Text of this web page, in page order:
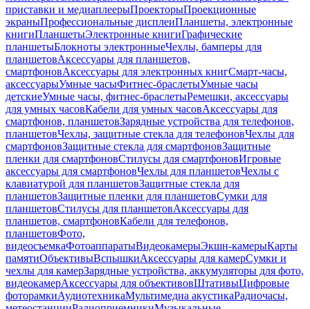
приставки и медиаплеерыПроекторыПроекционные
экраныПрофессиональные дисплеиПланшеты, электронные
книгиПланшетыЭлектронные книгиГрафические
планшетыБлокноты электронныеЧехлы, бамперы для
планшетовАксессуары для планшетов,
смартфоновАксессуары для электронных книгСмарт-часы,
аксессуарыУмные часыФитнес-браслетыУмные часы
детскиеУмные часы, фитнес-браслетыРемешки, аксессуары
для умных часовКабели для умных часовАксессуары для
смартфонов, планшетовЗарядные устройства для телефонов,
планшетовЧехлы, защитные стекла для телефоновЧехлы для
смартфоновЗащитные стекла для смартфоновЗащитные
пленки для смартфоновСтилусы для смартфоновИгровые
аксессуары для смартфоновЧехлы для планшетовЧехлы с
клавиатурой для планшетовЗащитные стекла для
планшетовЗащитные пленки для планшетовСумки для
планшетовСтилусы для планшетовАксессуары для
планшетов, смартфоновКабели для телефонов,
планшетовФото,
видеосъемкаФотоаппаратыВидеокамерыЭкшн-камерыКарты
памятиОбъективыВспышкиАксессуары для камерСумки и
чехлы для камерЗарядные устройства, аккумуляторы для фото,
видеокамерАксессуары для объективовШтативыЦифровые
фоторамкиАудиотехникаМультимедиа акустикаРадиочасы,